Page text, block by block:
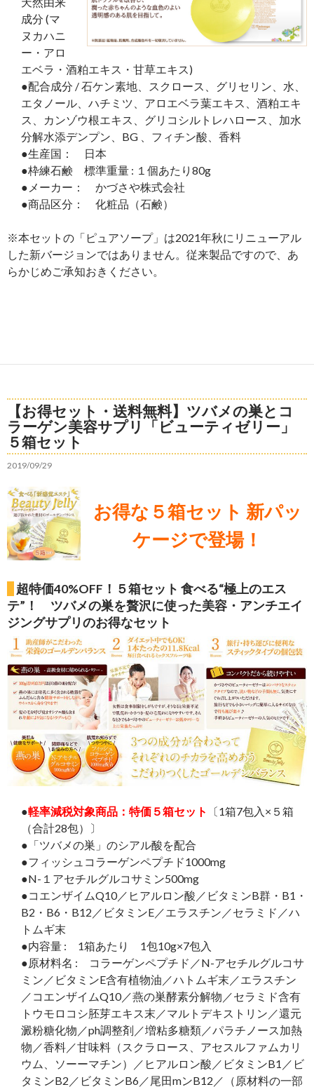
成分 (マ
ヌカハニ
ー・アロ
エベラ・酒粕エキス・甘草エキス)
●配合成分 / 石ケン素地、スクロース、グリセリン、水、
エタノール、ハチミツ、アロエベラ葉エキス、酒粕エキ
ス、カンゾウ根エキス、グリコシルトレハロース、加水
分解水添デンプン、BG 、フィチン酸、香料
●生産国： 日本
●枠練石鹸 標準重量 : １個あたり80g
●メーカー： かづさや株式会社
●商品区分： 化粧品（石鹸）
※本セットの「ピュアソープ」は2021年秋にリニューアル
した新バージョンではありません。従来製品ですので、あ
らかじめご承知おきください。
【お得セット・送料無料】ツバメの巣とコ
ラーゲン美容サプリ「ビューティゼリー」
５箱セット
2019/09/29
お得な５箱セット 新パッ
ケージで登場！
超特価40%OFF！５箱セット 食べる“極上のエス
テ”！ ツバメの巣を贅沢に使った美容・アンチエイ
ジングサプリのお得なセット
●軽率減税対象商品：特価５箱セット
〔1箱7包入×５箱
（合計28包）〕
●「ツバメの巣」のシアル酸を配合
●フィッシュコラーゲンペプチド1000mg
●N-１アセチルグルコサミン500mg
●コエンザイムQ10／ヒアルロン酸／ビタミンB群・B1・
B2・B6・B12／ビタミンE／エラスチン／セラミド／ハ
トムギ末
●内容量 : 1箱あたり 1包10g×7包入
●原材料名 : コラーゲンペプチド／N-アセチルグルコサ
ミン／ビタミンE含有植物油／ハトムギ末／エラスチン
／コエンザイムQ10／燕の巣酵素分解物／セラミド含有
トウモロコシ胚芽エキス末／マルトデキストリン／還元
澱粉糖化物／ph調整剤／増粘多糖類／パラチノース加熱
物／香料／甘味料（スクラロース、アセスルファムカリ
ウム、ソーーマチン）／ヒアルロン酸／ビタミンB1／ビ
タミンB2／ビタミンB6／尾田mンB12／（原材料の一部